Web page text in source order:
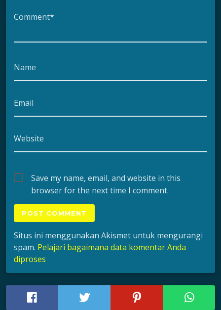
Comment*
Name
Email
Website
Save my name, email, and website in this
browser for the next time I comment.
Situs ini menggunakan Akismet untuk mengurangi
spam. Pelajari bagaimana data komentar Anda
diproses